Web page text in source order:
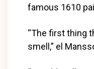
famous 1610
“The first thing
smell,” el